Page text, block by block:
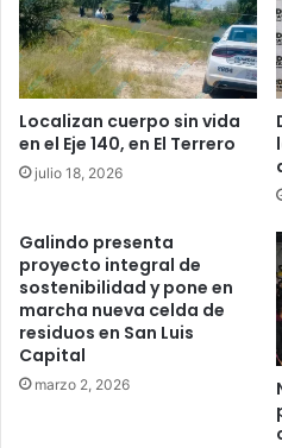
Localizan cuerpo sin vida
en el Eje 140, en El Terrero
julio 18, 2026
Galindo presenta
proyecto integral de
sostenibilidad y pone en
marcha nueva celda de
residuos en San Luis
Capital
marzo 2, 2026